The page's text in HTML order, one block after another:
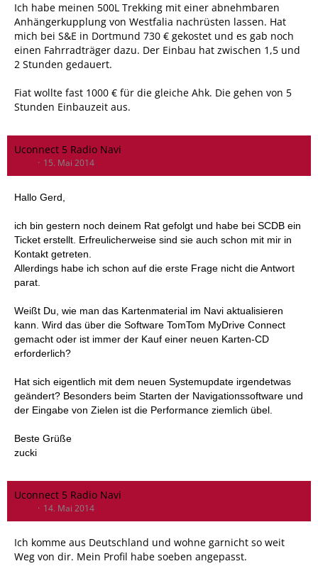
Ich habe meinen 500L Trekking mit einer abnehmbaren
Anhängerkupplung von Westfalia nachrüsten lassen. Hat
mich bei S&E in Dortmund 730 € gekostet und es gab noch
einen Fahrradträger dazu. Der Einbau hat zwischen 1,5 und
2 Stunden gedauert.
Fiat wollte fast 1000 € für die gleiche Ahk. Die gehen von 5
Stunden Einbauzeit aus.
Uconnect 5 Radio Navi
15. Mai 2014
Hallo Gerd,
ich bin gestern noch deinem Rat gefolgt und habe bei SCDB ein
Ticket erstellt. Erfreulicherweise sind sie auch schon mit mir in
Kontakt getreten.
Allerdings habe ich schon auf die erste Frage nicht die Antwort
parat.
Weißt Du, wie man das Kartenmaterial im Navi aktualisieren
kann. Wird das über die Software TomTom MyDrive Connect
gemacht oder ist immer der Kauf einer neuen Karten-CD
erforderlich?
Hat sich eigentlich mit dem neuen Systemupdate irgendetwas
geändert? Besonders beim Starten der Navigationssoftware und
der Eingabe von Zielen ist die Performance ziemlich übel.
Beste Grüße
zucki
Uconnect 5 Radio Navi
14. Mai 2014
Ich komme aus Deutschland und wohne garnicht so weit
Weg von dir. Mein Profil habe soeben angepasst.